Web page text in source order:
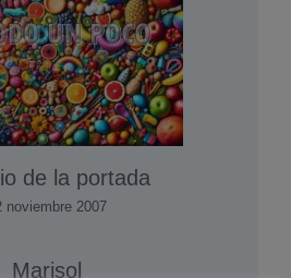
de la portada
noviembre 2007
Marisol